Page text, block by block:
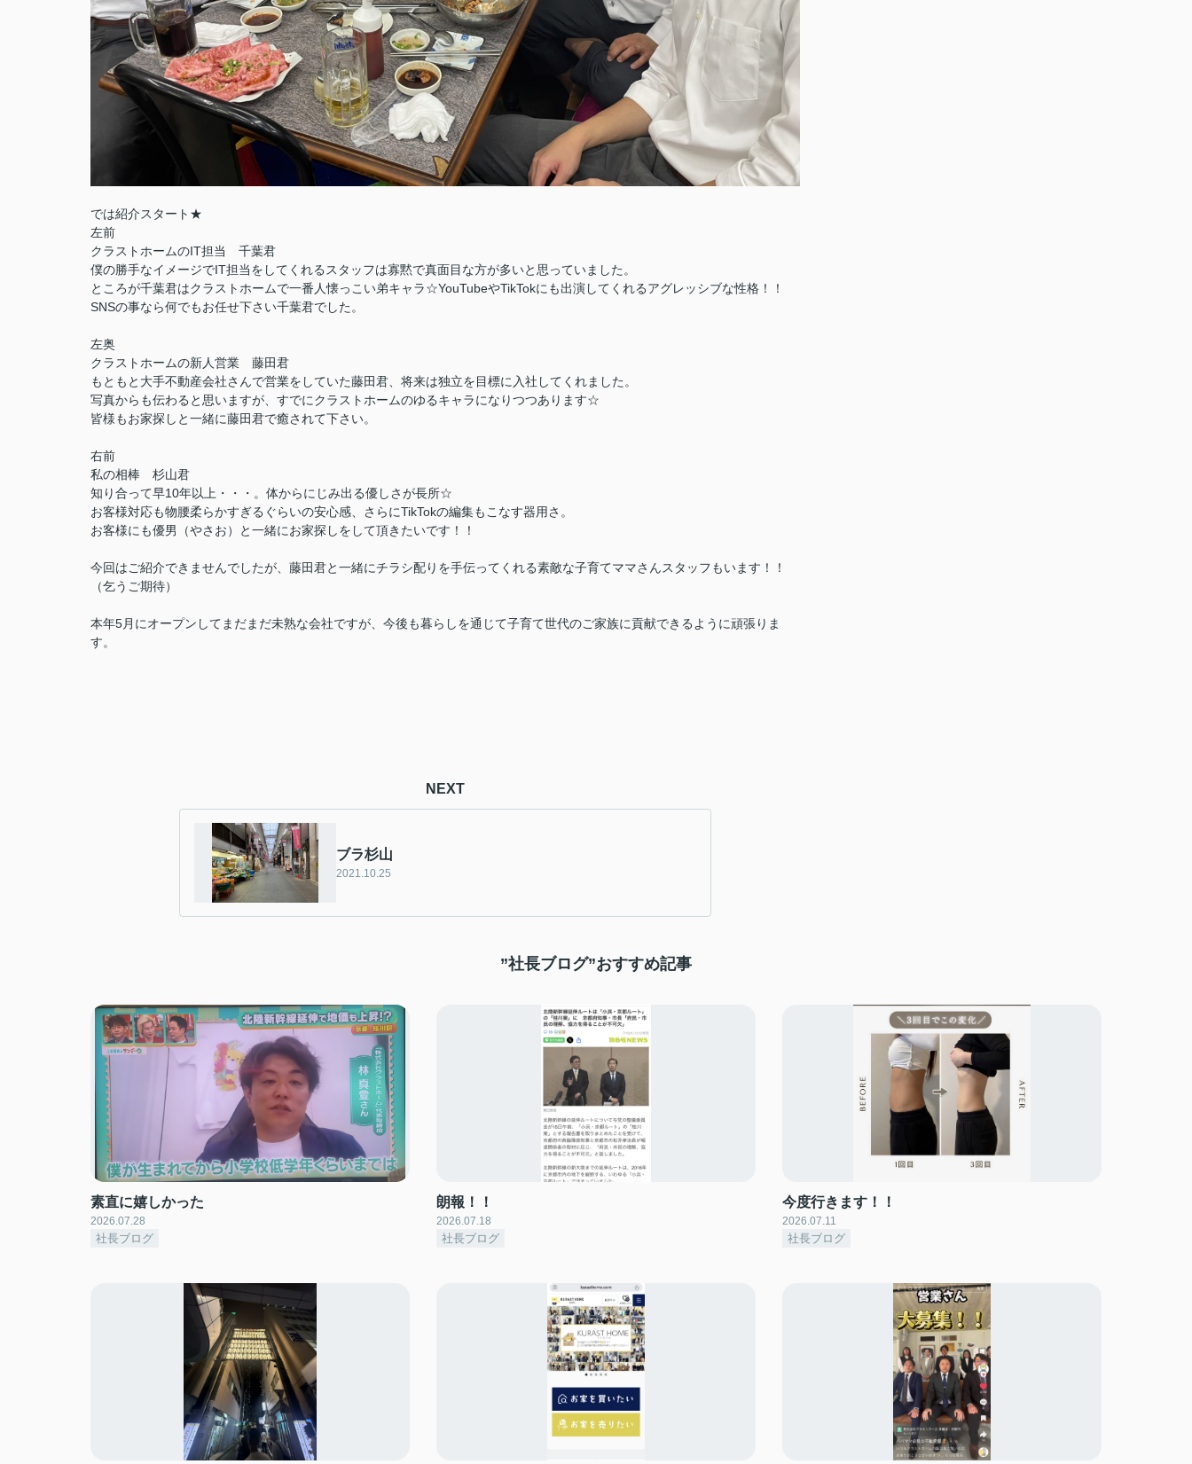
では紹介スタート★
左前
クラストホームのIT担当 千葉君
僕の勝手なイメージでIT担当をしてくれるスタッフは寡黙で真面目な方が多いと思っていました。
ところが千葉君はクラストホームで一番人懐っこい弟キャラ☆YouTubeやTikTokにも出演してくれるアグレッシブな性格！！
SNSの事なら何でもお任せ下さい千葉君でした。
左奥
クラストホームの新人営業 藤田君
もともと大手不動産会社さんで営業をしていた藤田君、将来は独立を目標に入社してくれました。
写真からも伝わると思いますが、すでにクラストホームのゆるキャラになりつつあります☆
皆様もお家探しと一緒に藤田君で癒されて下さい。
右前
私の相棒 杉山君
知り合って早10年以上・・・。体からにじみ出る優しさが長所☆
お客様対応も物腰柔らかすぎるぐらいの安心感、さらにTikTokの編集もこなす器用さ。
お客様にも優男（やさお）と一緒にお家探しをして頂きたいです！！
今回はご紹介できませんでしたが、藤田君と一緒にチラシ配りを手伝ってくれる素敵な子育てママさんスタッフもいます！！
（乞うご期待）
本年5月にオープンしてまだまだ未熟な会社ですが、今後も暮らしを通じて子育て世代のご家族に貢献できるように頑張りま
す。
NEXT
ブラ杉山
2021.10.25
”社長ブログ”おすすめ記事
素直に嬉しかった
2026.07.28
社長ブログ
朗報！！
2026.07.18
社長ブログ
今度行きます！！
2026.07.11
社長ブログ